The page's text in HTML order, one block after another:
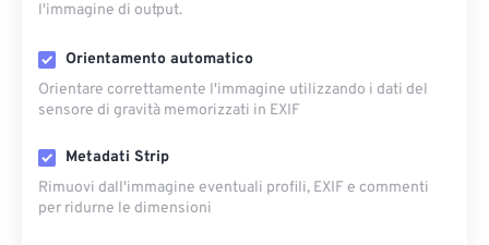
l'immagine di output.
Orientamento automatico
Orientare correttamente l'immagine utilizzando i dati del
sensore di gravità memorizzati in EXIF
Metadati Strip
Rimuovi dall'immagine eventuali profili, EXIF ​​e commenti
per ridurne le dimensioni